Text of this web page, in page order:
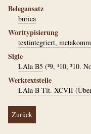
Belegansatz
burica
Worttypisierung
textintegriert,
Sigle
LAla B5 (²9, ¹10, ²10.
Werktextstelle
LAla B Tit. XCVII
Zurück